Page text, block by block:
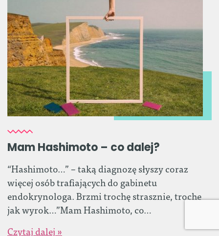
Mam Hashimoto – co dalej?
“Hashimoto…” – taką diagnozę słyszy coraz
więcej osób trafiających do gabinetu
endokrynologa. Brzmi trochę strasznie, trochę
jak wyrok…”Mam Hashimoto, co…
Czytaj dalej »